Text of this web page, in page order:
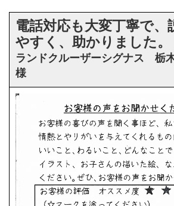
電話対応も大変丁寧で、
やすく、助かりました。
ランドクルーザーシグナス 栃
様